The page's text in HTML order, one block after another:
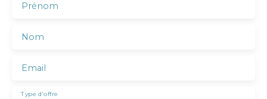
Prénom
Nom
Email
Type d'offre